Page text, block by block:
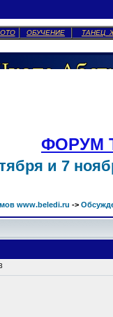
ОБУЧЕНИЕ ТАНЕЦ
ФОРУМ
и 7
www.beledi.ru ->